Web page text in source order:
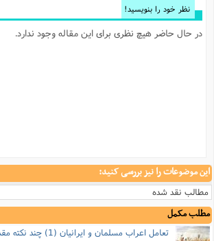
نظر خود را بنویسید!
در حال حاضر هیچ نظری برای این مقاله وجود ندارد.
این موضوعات را نیز بررسی کنید:
مطالب نقد شده
مطلب مکمل
تعامل اعراب مسلمان و ایرانیان (1) چند نکته مقدماتی